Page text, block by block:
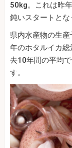
50kg。これは昨
鈍いスタートとな
県内水産物の生
年のホタルイカ
去10年間の平均
す。